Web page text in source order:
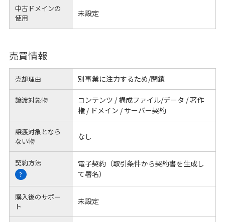
中古ドメインの
使用
未設定
売買情報
売却理由 別事業に注力するため/閉鎖
譲渡対象物
コンテンツ / 構成ファイル/データ / 著作
権 / ドメイン / サーバー契約
譲渡対象となら
ない物
なし
契約方法
?
電子契約（取引条件から契約書を生成し
て署名）
購入後のサポー
ト
未設定